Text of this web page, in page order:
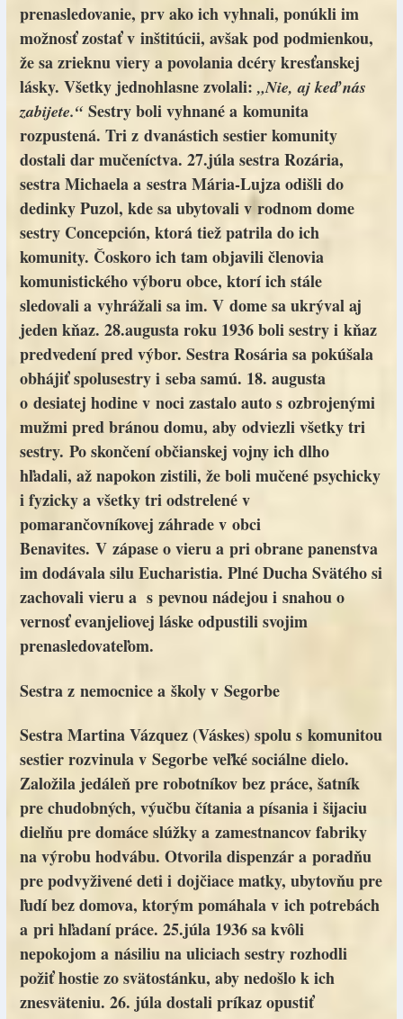
prenasledovanie, prv ako ich vyhnali, ponúkli im
možnosť zostať v inštitúcii, avšak pod podmienkou,
že sa zrieknu viery a povolania dcéry kresťanskej
lásky. Všetky jednohlasne zvolali: „Nie, aj keď nás
zabijete.“ Sestry boli vyhnané a komunita
rozpustená. Tri z dvanástich sestier komunity
dostali dar mučeníctva. 27.júla sestra Rozária,
sestra Michaela a sestra Mária-Lujza odišli do
dedinky Puzol, kde sa ubytovali v rodnom dome
sestry Concepción, ktorá tiež patrila do ich
komunity. Čoskoro ich tam objavili členovia
komunistického výboru obce, ktorí ich stále
sledovali a vyhrážali sa im. V dome sa ukrýval aj
jeden kňaz. 28.augusta roku 1936 boli sestry i kňaz
predvedení pred výbor. Sestra Rosária sa pokúšala
obhájiť spolusestry i seba samú. 18. augusta
o desiatej hodine v noci zastalo auto s ozbrojenými
mužmi pred bránou domu, aby odviezli všetky tri
sestry. Po skončení občianskej vojny ich dlho
hľadali, až napokon zistili, že boli mučené psychicky
i fyzicky a všetky tri odstrelené v
pomarančovníkovej záhrade v obci
Benavites. V zápase o vieru a pri obrane panenstva
im dodávala silu Eucharistia. Plné Ducha Svätého si
zachovali vieru a s pevnou nádejou i snahou o
vernosť evanjeliovej láske odpustili svojim
prenasledovateľom.
Sestra z nemocnice a školy v Segorbe
Sestra Martina Vázquez (Váskes) spolu s komunitou
sestier rozvinula v Segorbe veľké sociálne dielo.
Založila jedáleň pre robotníkov bez práce, šatník
pre chudobných, výučbu čítania a písania i šijaciu
dielňu pre domáce slúžky a zamestnancov fabriky
na výrobu hodvábu. Otvorila dispenzár a poradňu
pre podvyživené deti i dojčiace matky, ubytovňu pre
ľudí bez domova, ktorým pomáhala v ich potrebách
a pri hľadaní práce. 25.júla 1936 sa kvôli
nepokojom a násiliu na uliciach sestry rozhodli
požiť hostie zo svätostánku, aby nedošlo k ich
znesväteniu. 26. júla dostali príkaz opustiť